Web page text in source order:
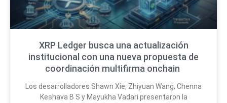
XRP Ledger busca una actualización
institucional con una nueva propuesta de
coordinación multifirma onchain
Los desarrolladores Shawn Xie, Zhiyuan Wang, Chenna
Keshava B S y Mayukha Vadari presentaron la